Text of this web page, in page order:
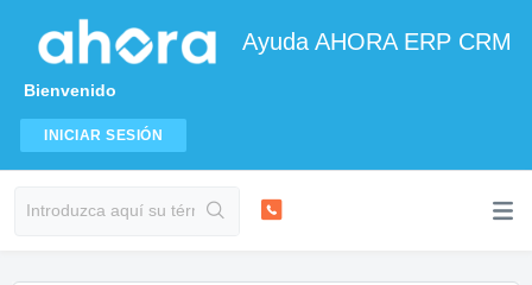
Ayuda AHORA ERP CRM
Bienvenido
INICIAR SESIÓN